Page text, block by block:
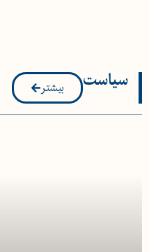
سیاست بیشتر